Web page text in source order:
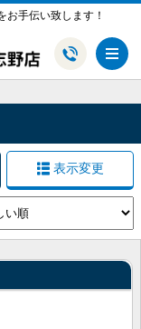
手伝い致します！
表示変更